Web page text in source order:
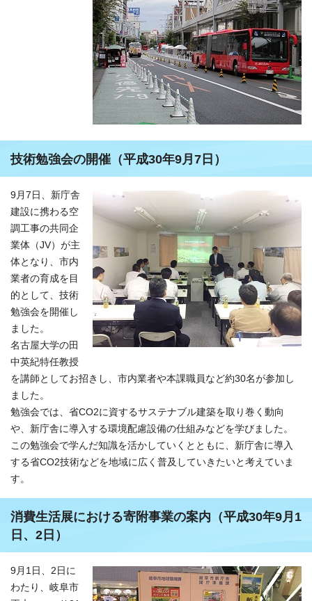
技術勉強会の開催（平成30年9月7日）
9月7日、新庁舎
建設に携わる空
調工事の共同企
業体（JV）が主
体となり、市内
業者の育成を目
的として、技術
勉強会を開催し
ました。
名古屋大学の田
中英紀特任教授
を講師としてお招きし、市内業者や本課職員など約30名が参加し
ました。
勉強会では、省CO2に資するサステナブル建築を取り巻く動向
や、新庁舎に導入する環境配慮設備の仕組みなどを学びました。
この勉強会で学んだ知識を活かしていくとともに、新庁舎に導入
する省CO2技術などを地域に広く普及していきたいと考えていま
す。
消費生活展における寄附事業の案内（平成30年9月1
日、2日）
9月1日、2日に
わたり、岐阜市